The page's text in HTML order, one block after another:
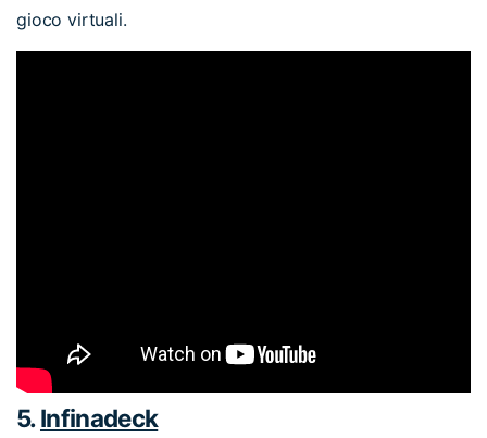
gioco virtuali.
5.Infinadeck